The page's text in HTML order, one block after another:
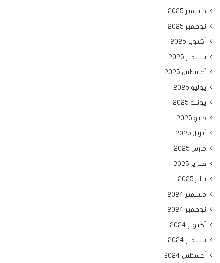
ديسمبر 2025
نوفمبر 2025
أكتوبر 2025
سبتمبر 2025
أغسطس 2025
يوليو 2025
يونيو 2025
مايو 2025
أبريل 2025
مارس 2025
فبراير 2025
يناير 2025
ديسمبر 2024
نوفمبر 2024
أكتوبر 2024
سبتمبر 2024
أغسطس 2024